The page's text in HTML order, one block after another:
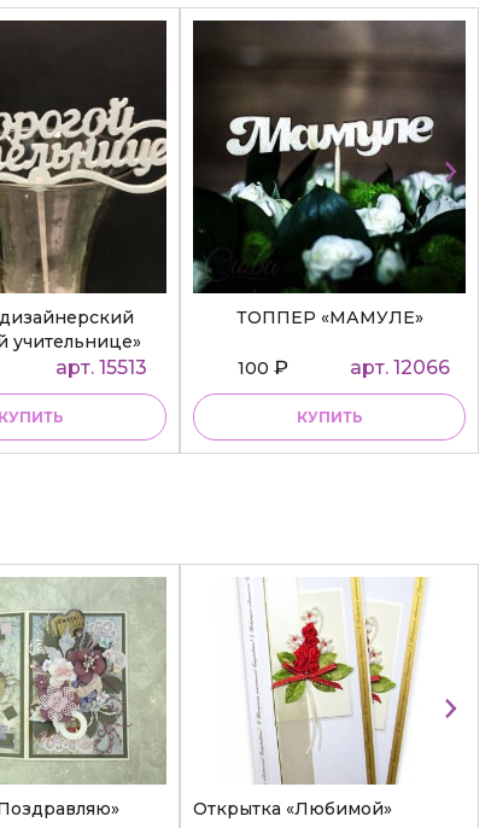
учительнице»
арт. 15513
КУПИТЬ
ТОППЕР «МАМУЛЕ»
100₽ арт. 12066
КУПИТЬ
Открытка «Любимой»